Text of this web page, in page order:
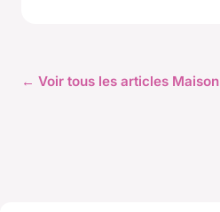
← Voir tous les articles Maison